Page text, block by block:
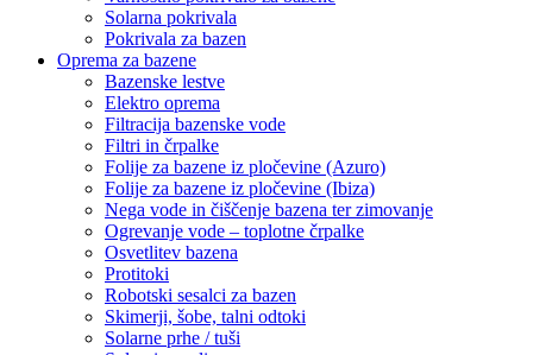
Solarna pokrivala
Pokrivala za bazen
Oprema za bazene
Bazenske lestve
Elektro oprema
Filtracija bazenske vode
Filtri in črpalke
Folije za bazene iz pločevine (Azuro)
Folije za bazene iz pločevine (Ibiza)
Nega vode in čiščenje bazena ter zimovanje
Ogrevanje vode – toplotne črpalke
Osvetlitev bazena
Protitoki
Robotski sesalci za bazen
Skimerji, šobe, talni odtoki
Solarne prhe / tuši